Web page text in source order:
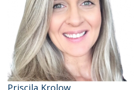
Priscila Krolow